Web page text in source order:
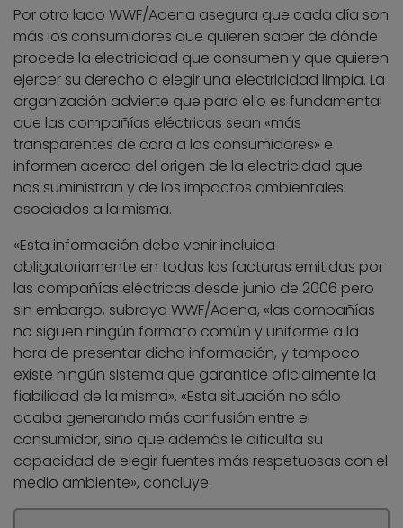
Por otro lado WWF/Adena asegura que cada día son
más los consumidores que quieren saber de dónde
procede la electricidad que consumen y que quieren
ejercer su derecho a elegir una electricidad limpia. La
organización advierte que para ello es fundamental
que las compañías eléctricas sean «más
transparentes de cara a los consumidores» e
informen acerca del origen de la electricidad que
nos suministran y de los impactos ambientales
asociados a la misma.
«Esta información debe venir incluida
obligatoriamente en todas las facturas emitidas por
las compañías eléctricas desde junio de 2006 pero
sin embargo, subraya WWF/Adena, «las compañías
no siguen ningún formato común y uniforme a la
hora de presentar dicha información, y tampoco
existe ningún sistema que garantice oficialmente la
fiabilidad de la misma». «Esta situación no sólo
acaba generando más confusión entre el
consumidor, sino que además le dificulta su
capacidad de elegir fuentes más respetuosas con el
medio ambiente», concluye.